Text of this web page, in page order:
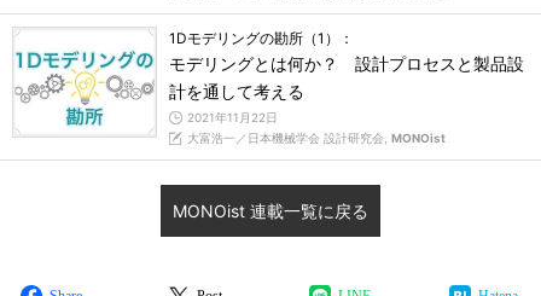
1Dモデリングの勘所（1）：
モデリングとは何か？ 設計プロセスと製品設
計を通して考える
2021年11月22日
大富浩一／日本機械学会 設計研究会, MONOist
MONOist 連載一覧に戻る